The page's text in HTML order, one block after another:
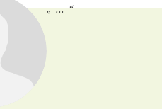
„ ... “